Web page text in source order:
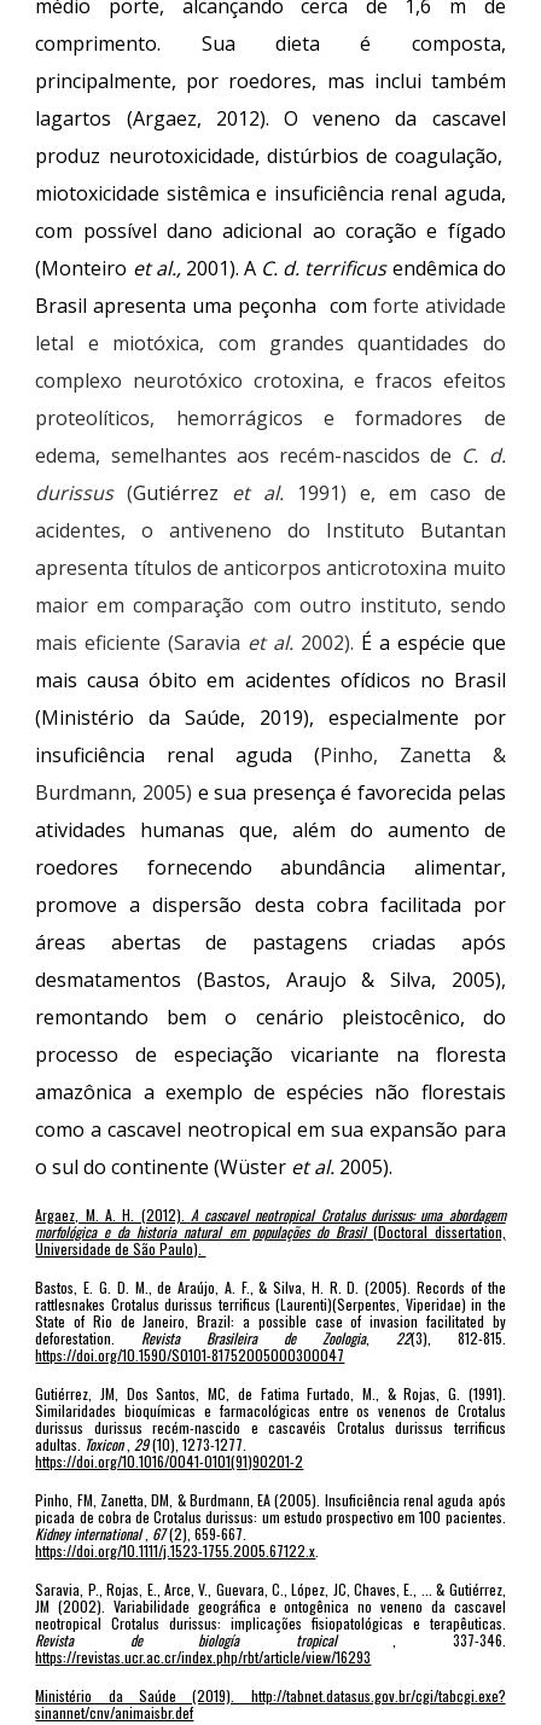
médio porte, alcançando cerca de 1,6 m de
comprimento. Sua dieta é composta,
principalmente, por roedores, mas inclui também
lagartos (Argaez, 2012). O veneno da cascavel
produz neurotoxicidade, distúrbios de coagulação,
miotoxicidade sistêmica e insuficiência renal aguda,
com possível dano adicional ao coração e fígado
(Monteiro et al., 2001). A C. d. terrificusendêmica do
Brasil apresenta uma peçonha com forte atividade
letal e miotóxica, com grandes quantidades do
complexo neurotóxico crotoxina, e fracos efeitos
proteolíticos, hemorrágicos e formadores de
edema, semelhantes aos recém-nascidos de C. d.
durissus(Gutiérrez et al. 1991) e, em caso de
acidentes, o antiveneno do Instituto Butantan
apresenta títulos deanticorpos anticrotoxina muito
maior em comparação com outro instituto, sendo
mais eficiente (Saravia et al. 2002). É a espécie que
mais causa óbito em acidentes ofídicos no Brasil
(Ministério da Saúde, 2019), especialmente por
insuficiência renal aguda (Pinho, Zanetta &
Burdmann, 2005) e sua presença é favorecida pelas
atividades humanas que, além do aumento de
roedores fornecendo abundância alimentar,
promovea dispersão desta cobra facilitada por
áreas abertas de pastagens criadas após
desmatamentos (Bastos, Araujo & Silva, 2005),
remontando bem o cenário pleistocênico, do
processo de especiação vicariante na floresta
amazônica a exemplo de espécies não florestais
como a cascavel neotropical em sua expansão para
o sul do continente (Wüster et al. 2005).
Argaez, M. A. H. (2012). A cascavel neotropical Crotalus durissus: uma abordagem
morfológica e da historia natural em populações do Brasil(Doctoral dissertation,
Universidade de São Paulo).
Bastos, E. G. D. M., de Araújo, A. F., & Silva, H. R. D. (2005). Records of the
rattlesnakes Crotalus durissus terrificus (Laurenti)(Serpentes, Viperidae) in the
State of Rio de Janeiro, Brazil: a possible case of invasion facilitated by
deforestation.Revista Brasileira de Zoologia, 22(3), 812-815.
https://doi.org/10.1590/S0101-81752005000300047
Gutiérrez, JM, Dos Santos, MC, de Fatima Furtado, M., & Rojas, G. (1991).
Similaridades bioquímicas e farmacológicas entre os venenos de Crotalus
durissus durissus recém-nascido e cascavéis Crotalus durissus terrificus
adultas. Toxicon,29(10), 1273-1277.
https://doi.org/10.1016/0041-0101(91)90201-2
Pinho, FM, Zanetta, DM, & Burdmann, EA (2005). Insuficiência renal aguda após
picada de cobra de Crotalus durissus: um estudo prospectivo em 100 pacientes.
Kidney international, 67(2), 659-667.
https://doi.org/10.1111/j.1523-1755.2005.67122.x.
Saravia, P., Rojas, E., Arce, V., Guevara, C., López, JC, Chaves, E., ... & Gutiérrez,
JM (2002). Variabilidade geográfica e ontogênica no veneno da cascavel
neotropical Crotalus durissus: implicações fisiopatológicas e terapêuticas.
Revista de biología tropical, 337-346.
https://revistas.ucr.ac.cr/index.php/rbt/article/view/16293
Ministério da Saúde (2019). http://tabnet.datasus.gov.br/cgi/tabcgi.exe?
sinannet/cnv/animaisbr.def